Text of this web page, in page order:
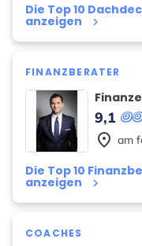
Die Top 10
anzeigen keyboard_arrow_right
FINANZBERATER
9,1
Die Top 10
anzeigen keyboard_arrow_right
place am
COACHES